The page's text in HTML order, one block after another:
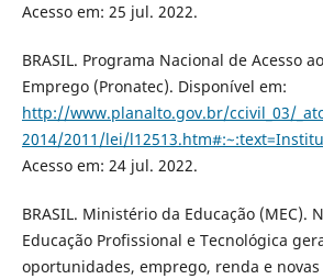
Acesso em: 25 jul. 2022.
BRASIL. Programa Nacional de Acesso
Emprego (Pronatec). Disponível em:
http://www.planalto.gov.br/ccivil_03/
2014/2011/lei/
Acesso em: 24 jul. 2022.
BRASIL. Ministério da Educação (MEC).
Educação Profissional e Tecnológica
oportunidades, emprego, renda e